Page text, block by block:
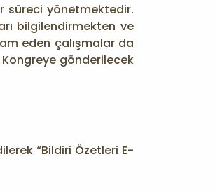
süreci yönetmektedir.
bilgilendirmekten ve
eden çalışmalar da
gönderilecek
“Bildiri Özetleri E-